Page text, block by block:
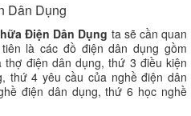
Dân Dụng
Điện Dân Dụng ta sẽ cần quan
là các đồ điện dân dụng gồm
điện dân dụng, thứ 3 điều kiện
thứ 4 yêu cầu của nghề điện dân
điện dân dụng, thứ 6 học nghề